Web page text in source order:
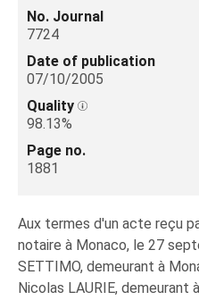
No. Journal
7724
Date of publication
07/10/2005
Quality
98.13%
Page no.
1881
Aux termes d'un acte reçu
notaire à Monaco, le 27
SETTIMO, demeurant à
Nicolas LAURIE, demeurant